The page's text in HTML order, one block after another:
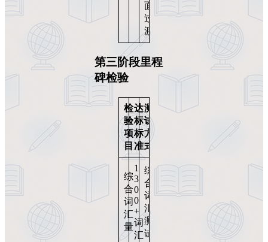
面
过
渡
第三阶段里程
碑检验
检
验
项
目
达
标
标
准
测
试
方
式
综
合
词
汇
量
1
3
0
0
+
词
汇
综
合
词
汇
测
试